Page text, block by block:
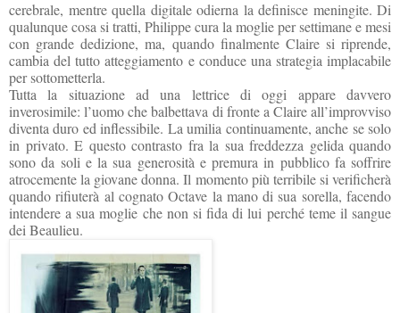
cerebrale, mentre quella digitale odierna la definisce meningite. Di
qualunque cosa si tratti, Philippe cura la moglie per settimane e mesi
con grande dedizione, ma, quando finalmente Claire si riprende,
cambia del tutto atteggiamento e conduce una strategia implacabile
per sottometterla.
Tutta la situazione ad una lettrice di oggi appare davvero
inverosimile: l’uomo che balbettava di fronte a Claire all’improvviso
diventa duro ed inflessibile. La umilia continuamente, anche se solo
in privato. E questo contrasto fra la sua freddezza gelida quando
sono da soli e la sua generosità e premura in pubblico fa soffrire
atrocemente la giovane donna. Il momento più terribile si verificherà
quando rifiuterà al cognato Octave la mano di sua sorella, facendo
intendere a sua moglie che non si fida di lui perché teme il sangue
dei Beaulieu.